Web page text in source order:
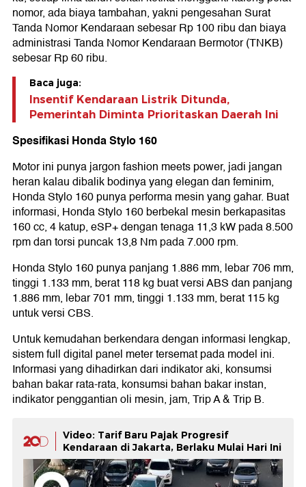
nomor, ada biaya tambahan, yakni pengesahan Surat
Tanda Nomor Kendaraan sebesar Rp 100 ribu dan biaya
administrasi Tanda Nomor Kendaraan Bermotor (TNKB)
sebesar Rp 60 ribu.
Baca juga:
Insentif Kendaraan Listrik Ditunda,
Pemerintah Diminta Prioritaskan Daerah Ini
Spesifikasi Honda Stylo 160
Motor ini punya jargon fashion meets power, jadi jangan
heran kalau dibalik bodinya yang elegan dan feminim,
Honda Stylo 160 punya performa mesin yang gahar. Buat
informasi, Honda Stylo 160 berbekal mesin berkapasitas
160 cc, 4 katup, eSP+ dengan tenaga 11,3 kW pada 8.500
rpm dan torsi puncak 13,8 Nm pada 7.000 rpm.
Honda Stylo 160 punya panjang 1.886 mm, lebar 706 mm,
tinggi 1.133 mm, berat 118 kg buat versi ABS dan panjang
1.886 mm, lebar 701 mm, tinggi 1.133 mm, berat 115 kg
untuk versi CBS.
Untuk kemudahan berkendara dengan informasi lengkap,
sistem full digital panel meter tersemat pada model ini.
Informasi yang dihadirkan dari indikator aki, konsumsi
bahan bakar rata-rata, konsumsi bahan bakar instan,
indikator penggantian oli mesin, jam, Trip A & Trip B.
Video: Tarif Baru Pajak Progresif
Kendaraan di Jakarta, Berlaku Mulai Hari Ini